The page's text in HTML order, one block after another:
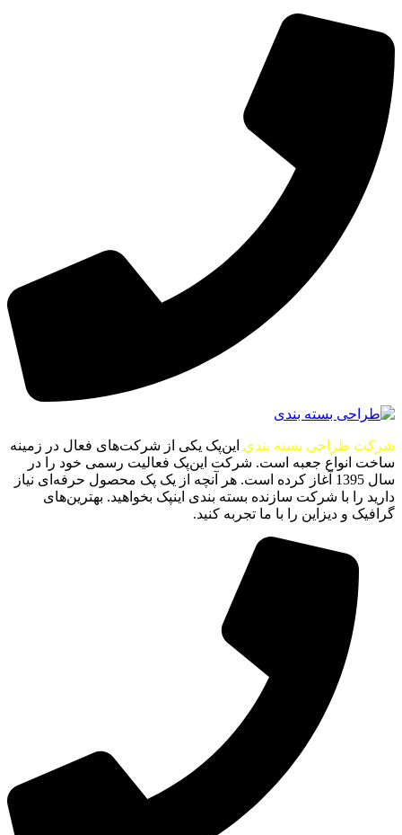
شرکت طراحی بسته بندی این‌پک یکی از شرکت‌های فعال در زمینه
ساخت انواع جعبه است. شرکت این‌پک فعالیت رسمی خود را در
سال 1395 آغاز کرده است. هر آنچه از یک پک محصول حرفه‌ای نیاز
دارید را با شرکت سازنده بسته بندی اینپک بخواهید. بهترین‌های
گرافیک و دیزاین را با ما تجربه کنید.